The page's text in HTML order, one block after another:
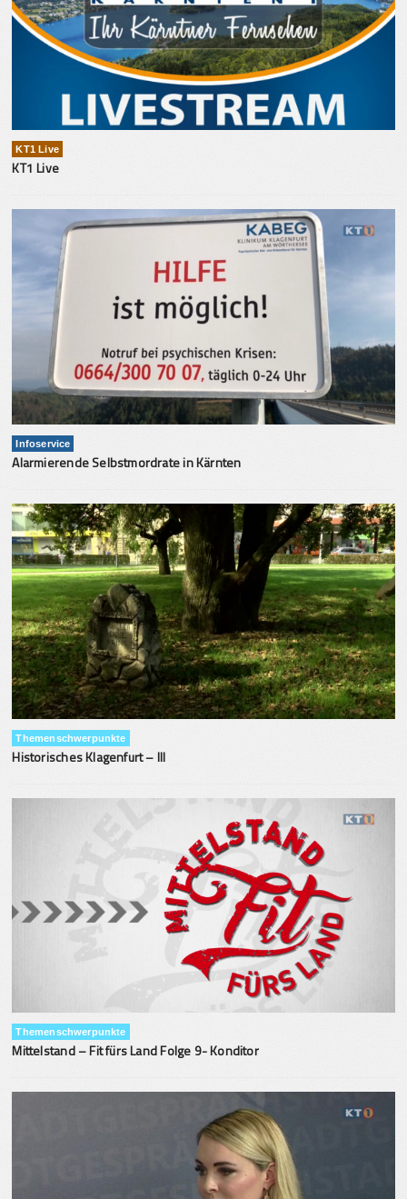
KT1 Live
KT1 Live
Infoservice
Alarmierende Selbstmordrate in Kärnten
Themenschwerpunkte
Historisches Klagenfurt – III
Themenschwerpunkte
Mittelstand – Fit fürs Land Folge 9- Konditor